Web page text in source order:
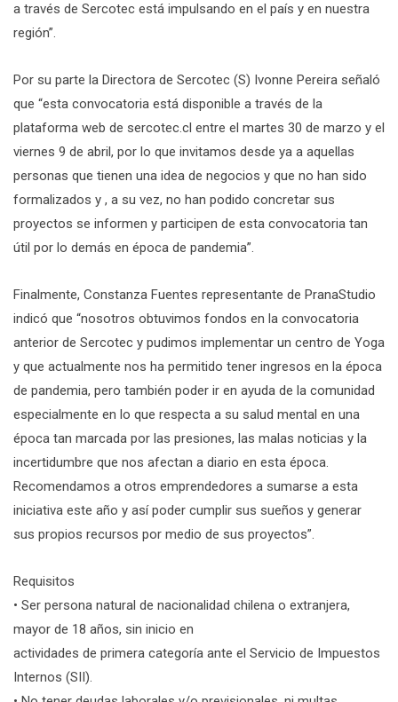
a través de Sercotec está impulsando en el país y en nuestra
región”.
Por su parte la Directora de Sercotec (S) Ivonne Pereira señaló
que “esta convocatoria está disponible a través de la
plataforma web de sercotec.cl entre el martes 30 de marzo y el
viernes 9 de abril, por lo que invitamos desde ya a aquellas
personas que tienen una idea de negocios y que no han sido
formalizados y , a su vez, no han podido concretar sus
proyectos se informen y participen de esta convocatoria tan
útil por lo demás en época de pandemia”.
Finalmente, Constanza Fuentes representante de PranaStudio
indicó que “nosotros obtuvimos fondos en la convocatoria
anterior de Sercotec y pudimos implementar un centro de Yoga
y que actualmente nos ha permitido tener ingresos en la época
de pandemia, pero también poder ir en ayuda de la comunidad
especialmente en lo que respecta a su salud mental en una
época tan marcada por las presiones, las malas noticias y la
incertidumbre que nos afectan a diario en esta época.
Recomendamos a otros emprendedores a sumarse a esta
iniciativa este año y así poder cumplir sus sueños y generar
sus propios recursos por medio de sus proyectos”.
Requisitos
• Ser persona natural de nacionalidad chilena o extranjera,
mayor de 18 años, sin inicio en
actividades de primera categoría ante el Servicio de Impuestos
Internos (SII).